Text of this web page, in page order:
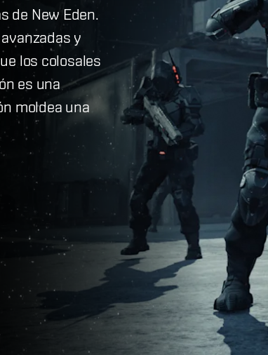
de New Eden.
y
los colosales
es una
moldea una